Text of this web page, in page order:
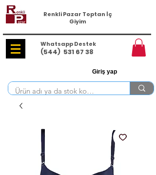
Renkli Pazar Toptan İç
Giyim
Whatsapp Destek
(544) 531 67 38
Giriş yap